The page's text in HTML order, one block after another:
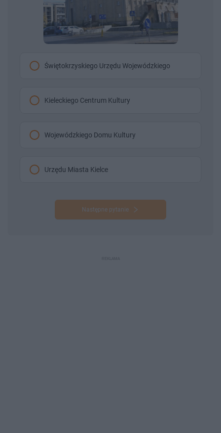
Świętokrzyskiego Urzędu Wojewódzkiego
Kieleckiego Centrum Kultury
Wojewódzkiego Domu Kultury
Urzędu Miasta Kielce
Następne pytanie